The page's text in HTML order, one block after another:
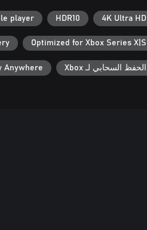
4K Ultra HD
HDR10
player
Optimized for Xbox Series X|S
الحفظ السحابي لـ Xbox Anywhere